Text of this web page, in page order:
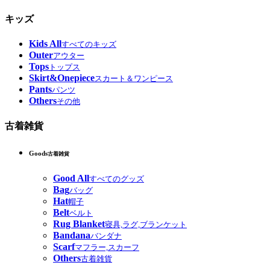
キッズ
Kids Allすべてのキッズ
Outerアウター
Tops トップス
Skirt&Onepieceスカート＆ワンピース
Pantsパンツ
Othersその他
古着雑貨
Goods古着雑貨
Good Allすべてのグッズ
Bagバッグ
Hat帽子
Beltベルト
Rug Blanket寝具,ラグ,ブランケット
Bandanaバンダナ
Scarfマフラー,スカーフ
Others古着雑貨